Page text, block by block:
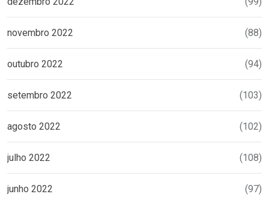
novembro 2022 (88)
outubro 2022 (94)
setembro 2022 (103)
agosto 2022 (102)
julho 2022 (108)
junho 2022 (97)